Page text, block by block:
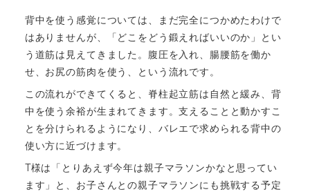
背中を使う感覚については、まだ完全につかめたわけで
はありませんが、「どこをどう鍛えればいいのか」とい
う道筋は見えてきました。腹圧を入れ、腸腰筋を働か
せ、お尻の筋肉を使う、という流れです。
この流れができてくると、脊柱起立筋は自然と緩み、背
中を使う余裕が生まれてきます。支えることと動かすこ
とを分けられるようになり、バレエで求められる背中の
使い方に近づけます。
T様は「とりあえず今年は親子マラソンかなと思ってい
ます」と、お子さんとの親子マラソンにも挑戦する予定